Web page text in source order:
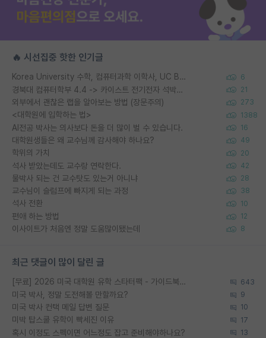
🔥 시선집중 핫한 인기글
Korea University 수학, 컴퓨터과학 이학사, UC Berkeley 산업공학 대학원 공학박사가 되는 것은 쉽지 않겠죠? 6
경북대 컴퓨터학부 4.4 -> 카이스트 전기전자 석박사통합과정 합격 21
외부에서 괜찮은 랩을 알아보는 방법 (장문주의) 273
<대학원에 입학하는 법> 1388
AI전공 박사는 의사보다 돈을 더 많이 벌 수 있습니다. 16
대학원생들은 왜 교수님께 감사해야 하나요? 49
학위의 가치 20
석사 받았는데도 교수랑 연락한다. 42
물박사 되는 건 교수탓도 있는거 아니냐 28
교수님이 슬럼프에 빠지게 되는 과정 38
석사 전환 10
편애 하는 방법 12
이사이트가 처음엔 정말 도움많이됐는데 8
최근 댓글이 많이 달린 글
[무료] 2026 미국 대학원 유학 스타터팩 - 가이드북 & 합격자 컨택메일 템플릿 643
미국 박사, 정말 도전해볼 만할까요? 9
미국 박사 컨택 메일 답변 질문 10
미박 탑스쿨 유학이 빡세진 이유 17
혹시 이정도 스펙이면 어느정도 잡고 준비해야하나요? 13